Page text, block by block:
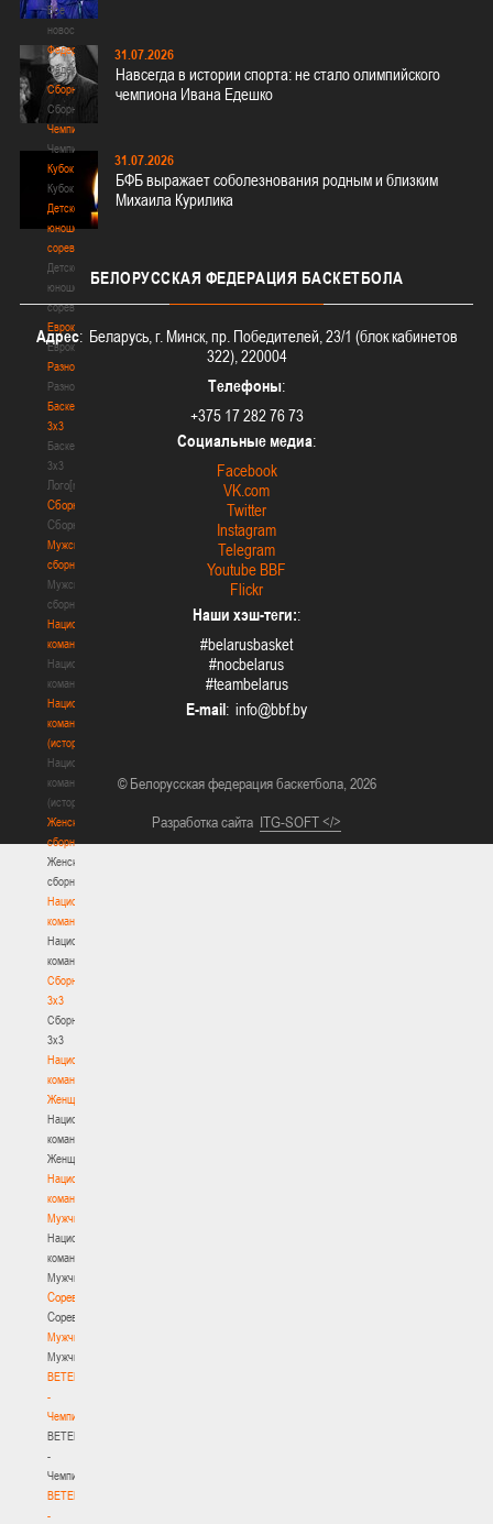
Все
новости
Федерация
Федерация
Сборные
Сборные
Чемпионат
Чемпионат
Кубок
Кубок
Детско-
юношеские
соревнования
Детско-
юношеские
соревнования
Еврокубки
Еврокубки
Разное
Разное
Баскетбол
3х3
Баскетбол
3х3
Лого[modid=121]
Сборные
Сборные
Мужские
сборные
Мужские
сборные
Национальная
команда
Национальная
команда
Национальная
команда
(история)
Национальная
команда
(история)
Женские
сборные
Женские
сборные
Национальная
команда
Национальная
команда
Сборные
3х3
Сборные
3х3
Национальная
команда.
Женщины
Национальная
команда.
Женщины
Национальная
команда.
Мужчины
Национальная
команда.
Мужчины
Соревнования
Соревнования
Мужчины
Мужчины
BETERA
-
Чемпионат
BETERA
-
Чемпионат
BETERA
-
31.07.2026
Навсегда в истории спорта: не стало олимпийского
чемпиона Ивана Едешко
31.07.2026
БФБ выражает соболезнования родным и близким
Михаила Курилика
БЕЛОРУССКАЯ ФЕДЕРАЦИЯ БАСКЕТБОЛА
Адрес: Беларусь, г. Минск, пр. Победителей, 23/1 (блок кабинетов
322), 220004
Телефоны:
+375 17 282 76 73
Социальные медиа:
Facebook
VK.com
Twitter
Instagram
Telegram
Youtube BBF
Flickr
Наши хэш-теги::
#belarusbasket
#nocbelarus
#teambelarus
E-mail:
© Белорусская федерация баскетбола, 2026
Разработка сайта ITG-SOFT </>